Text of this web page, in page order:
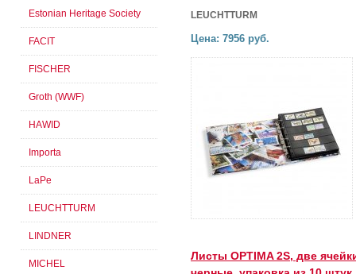
LEUCHTTURM
Цена: 7956 руб.
Листы OPTIMA 2S, две
Estonian Heritage Society
FACIT
FISCHER
Groth (WWF)
HAWID
Importa
LaPe
LEUCHTTURM
LINDNER
MICHEL